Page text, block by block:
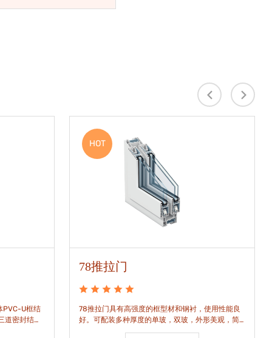
PVC-U框结
道密封结
HOT
78推拉门
78推拉门具有高强度的框型材和钢衬，使用性能良
好。可配装多种厚度的单玻，双玻，外形美观，简